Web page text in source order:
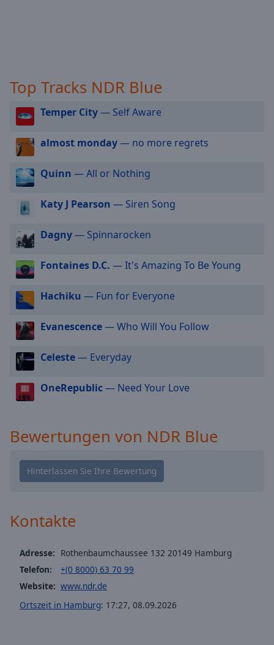
Escape
will
cancel
and
close
Text
Color
Opacity
Text
Background
Color
Opacity
Caption
Area
Background
Font
Edge
Style
Family
Top Tracks NDR Blue
Temper City— Self Aware
almost monday— no more regrets
Quinn — All or Nothing
Katy J Pearson — Siren Song
Dagny— Spinnarocken
Fontaines D.C. — It's Amazing To Be Young
Hachiku — Fun for Everyone
Evanescence— Who Will You Follow
Celeste— Everyday
OneRepublic— Need Your Love
Bewertungen von NDR Blue
Kontakte
Adresse: Rothenbaumchaussee 132 20149 Hamburg
Telefon:
+(0 8000) 63 70 99
Website: www.ndr.de
Ortszeit in Hamburg: 17:27, 08.09.2026